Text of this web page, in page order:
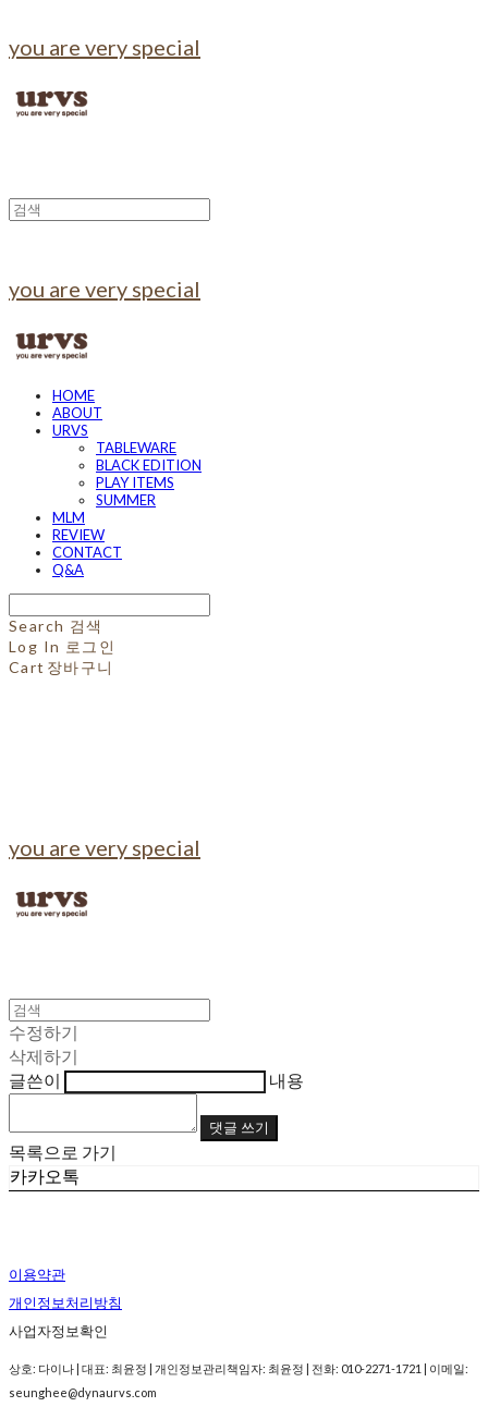
you are very special
you are very special
HOME
ABOUT
URVS
TABLEWARE
BLACK EDITION
PLAY ITEMS
SUMMER
MLM
REVIEW
CONTACT
Q&A
Search 검색
Log In 로그인
Cart 장바구니
you are very special
수정하기
삭제하기
글쓴이
내용
댓글 쓰기
목록으로 가기
카카오톡
이용약관
개인정보처리방침
사업자정보확인
상호: 다이나 | 대표: 최윤정 | 개인정보관리책임자: 최윤정 | 전화: 010-2271-1721 | 이메일:
seunghee@dynaurvs.com